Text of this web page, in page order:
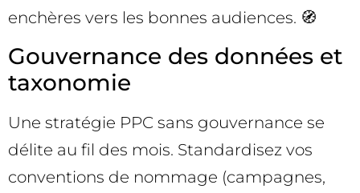
enchères vers les bonnes audiences. 🧭
Gouvernance des données et
taxonomie
Une stratégie PPC sans gouvernance se
délite au fil des mois. Standardisez vos
conventions de nommage (campagnes,